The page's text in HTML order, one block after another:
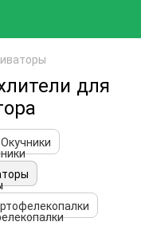
для
Окучники